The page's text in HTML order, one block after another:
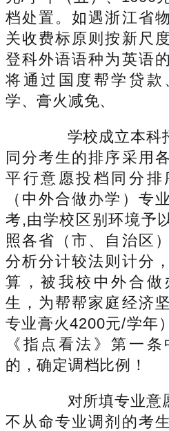
档处置。如遇浙江省
关收费标原则按新尺
登科外语语种为英语
将通过国度帮学贷款
学、膏火减免、
学校成立本科招
同分考生的排序采用
平行意愿投档同分排
（中外合做办学）专
考,由学校区别环境予
照各省（市、自治区
分析分计较法则计分
算，被我校中外合做
生，为帮帮家庭经济
专业膏火4200元/学年
《指点看法》第一
的，确定调档比例！
对所填专业意愿
不从命专业调剂的考